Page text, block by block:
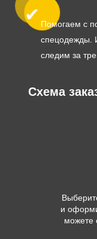
Помогаем с
спецодежды.
следим за
Схема
и
можете